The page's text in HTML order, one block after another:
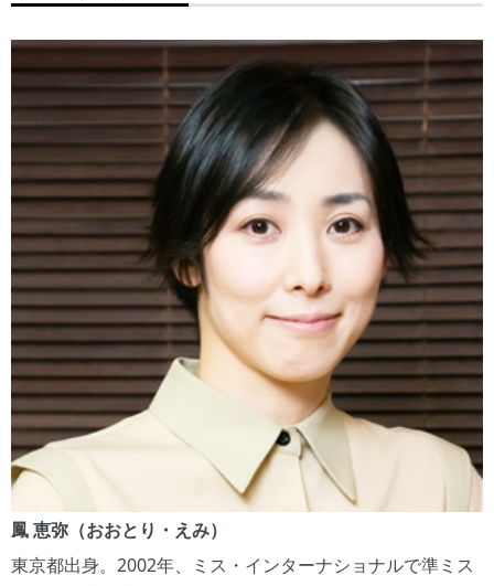
鳳 恵弥（おおとり・えみ）
東京都出身。2002年、ミス・インターナショナルで準ミス